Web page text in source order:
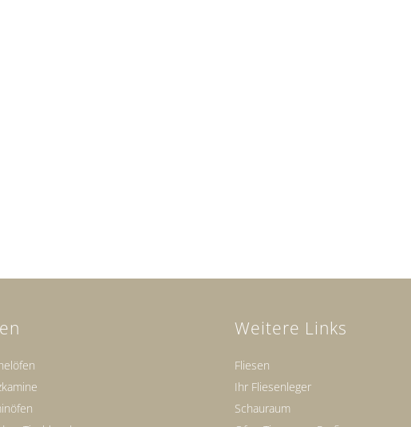
Weitere Links
Fliesen
Ihr Fliesenleger
Schauraum